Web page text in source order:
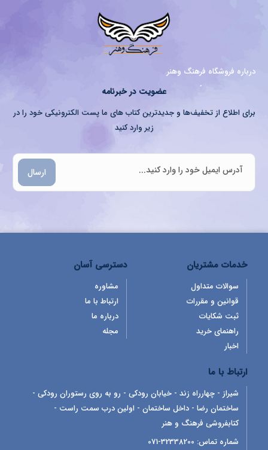
درباره فروشگاه فرهنگ وهنر
عضویت در خبرنامه
برای اطلاع از تخفیف‌ها و جدیدترین کتاب های ما پست الکترونیکی خود را در
زیر وارد کنید
ارسال
خدمات مشتریان
سوالات متداول
قوانین و مقررات
ثبت شکایات
راهنمای خرید
اخبار
دسترسی آسان
مشاوره
ارتباط با ما
درباره ما
مجله
ارتباط با ما
شیراز - چهارراه زند - خیابان رودکی - رو به روی رستوران رودکی -
ساختمان رضا - داخل ساختمان - اولین درب سمت راست -
کتابفروشی فرهنگ و هنر
شماره تماس: 32338200-071